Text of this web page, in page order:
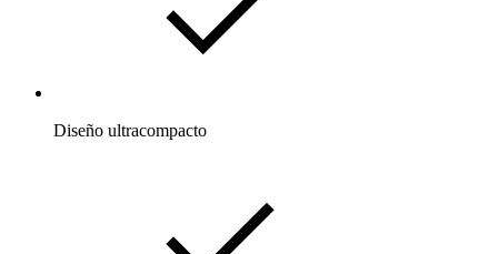
Diseño ultracompacto